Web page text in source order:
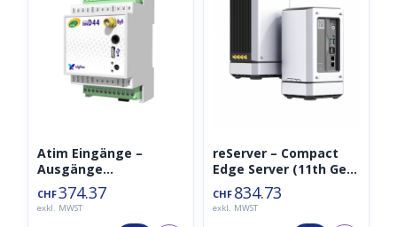
Atim Eingänge –
Ausgänge
Trockenkontakte /
Dosierung ACW-
DIND44
CHF374.37
exkl. MWST
reServer – Compact
Edge Server (11th Gen
Intel® Core™ i3
1115G4) von
Seeedstudio
CHF 834.73
exkl. MWST